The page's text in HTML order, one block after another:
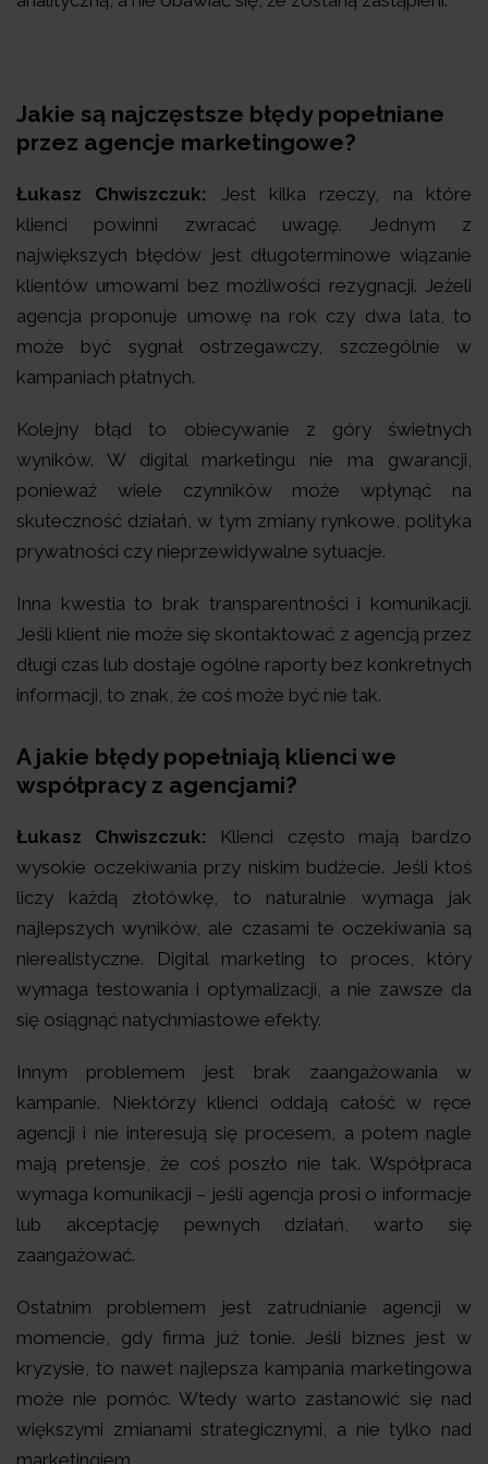
Jakie są najczęstsze błędy popełniane
przez agencje marketingowe?
Łukasz Chwiszczuk:
Jest kilka rzeczy, na które
klienci powinni zwracać uwagę. Jednym z
największych błędów jest długoterminowe wiązanie
klientów umowami bez możliwości rezygnacji. Jeżeli
agencja proponuje umowę na rok czy dwa lata, to
może być sygnał ostrzegawczy, szczególnie w
kampaniach płatnych.
Kolejny błąd to obiecywanie z góry świetnych
wyników. W digital marketingu nie ma gwarancji,
ponieważ wiele czynników może wpłynąć na
skuteczność działań, w tym zmiany rynkowe, polityka
prywatności czy nieprzewidywalne sytuacje.
Inna kwestia to brak transparentności i komunikacji.
Jeśli klient nie może się skontaktować z agencją przez
długi czas lub dostaje ogólne raporty bez konkretnych
informacji, to znak, że coś może być nie tak.
A jakie błędy popełniają klienci we
współpracy z agencjami?
Łukasz Chwiszczuk:
Klienci często mają bardzo
wysokie oczekiwania przy niskim budżecie. Jeśli ktoś
liczy każdą złotówkę, to naturalnie wymaga jak
najlepszych wyników, ale czasami te oczekiwania są
nierealistyczne. Digital marketing to proces, który
wymaga testowania i optymalizacji, a nie zawsze da
się osiągnąć natychmiastowe efekty.
Innym problemem jest brak zaangażowania w
kampanie. Niektórzy klienci oddają całość w ręce
agencji i nie interesują się procesem, a potem nagle
mają pretensje, że coś poszło nie tak. Współpraca
wymaga komunikacji – jeśli agencja prosi o informacje
lub akceptację pewnych działań, warto się
zaangażować.
Ostatnim problemem jest zatrudnianie agencji w
momencie, gdy firma już tonie. Jeśli biznes jest w
kryzysie, to nawet najlepsza kampania marketingowa
może nie pomóc. Wtedy warto zastanowić się nad
większymi zmianami strategicznymi, a nie tylko nad